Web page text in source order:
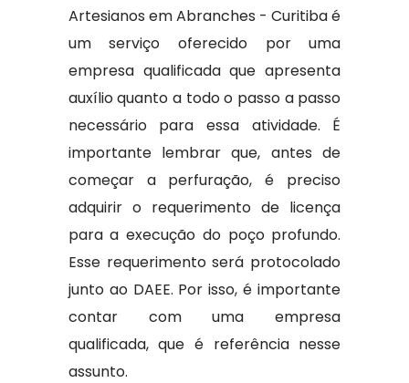
Artesianos em Abranches - Curitiba é
um serviço oferecido por uma
empresa qualificada que apresenta
auxílio quanto a todo o passo a passo
necessário para essa atividade. É
importante lembrar que, antes de
começar a perfuração, é preciso
adquirir o requerimento de licença
para a execução do poço profundo.
Esse requerimento será protocolado
junto ao DAEE. Por isso, é importante
contar com uma empresa
qualificada, que é referência nesse
assunto.